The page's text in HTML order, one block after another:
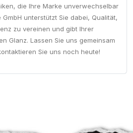
die Ihre Marke unverwechselbar
unterstützt Sie dabei, Qualität,
zu vereinen und gibt Ihrer
Glanz. Lassen Sie uns gemeinsam
Sie uns noch heute!